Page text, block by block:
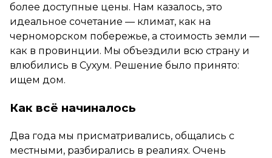
более доступные цены. Нам казалось, это
идеальное сочетание — климат, как на
черноморском побережье, а стоимость земли —
как в провинции. Мы объездили всю страну и
влюбились в Сухум. Решение было принято:
ищем дом.
Как всё начиналось
Два года мы присматривались, общались с
местными, разбирались в реалиях. Очень